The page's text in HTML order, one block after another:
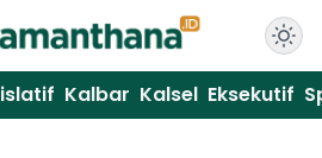
Kalbar Kalsel Eksekutif